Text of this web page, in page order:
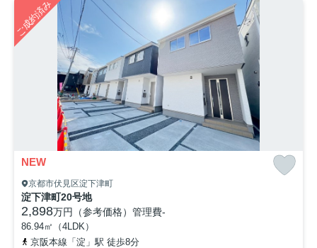
ご成約済み
NEW
京都市伏見区淀下津町
淀下津町20号地
2,898万円（参考価格） 管理費-
86.94㎡（4LDK）
京阪本線「淀」駅 徒歩8分